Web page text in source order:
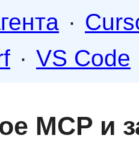
·
· VS Code
MCP и